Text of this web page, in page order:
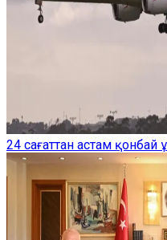
24 сағаттан астам